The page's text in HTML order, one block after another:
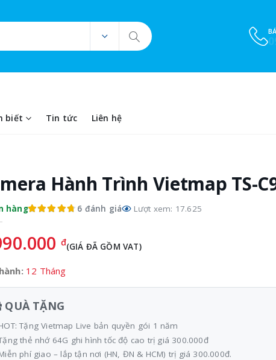
biết Tin tức Liên hệ
Hành Trình Vietmap TS-
hàng 6 đánh giá Lượt xem: 17.625
đ(GIÁ ĐÃ GỒM VAT)
12 Tháng
QUÀ TẶNG
Tặng Vietmap Live bản quyền gói 1 năm
thẻ nhớ 64G ghi hình tốc độ cao trị giá 300.000đ
phí giao – lắp tận nơi (HN, ĐN & HCM) trị giá 300.000đ.